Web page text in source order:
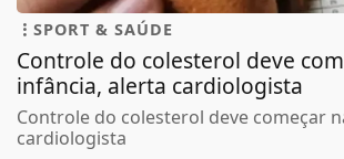
SPORT & SAÚDE
Controle do colesterol deve
infância, alerta cardiologista
Controle do colesterol deve começar
cardiologista